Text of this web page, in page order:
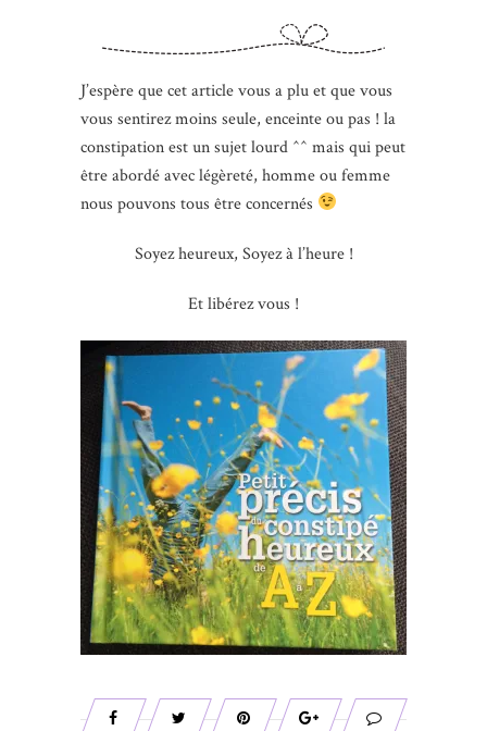
J’espère que cet article vous a plu et que vous
vous sentirez moins seule, enceinte ou pas ! la
constipation est un sujet lourd ^^ mais qui peut
être abordé avec légèreté, homme ou femme
nous pouvons tous être concernés
Soyez heureux, Soyez à l’heure !
Et libérez vous !